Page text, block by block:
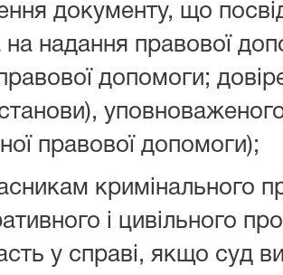
документу, що
на надання правової
допомоги;
правової допомоги);
кримінального
і цивільного
у справі, якщо суд